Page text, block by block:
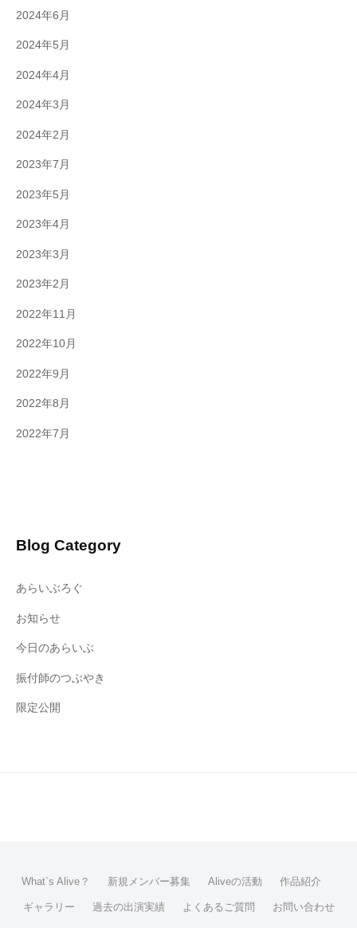
2024年6月
2024年5月
2024年4月
2024年3月
2024年2月
2023年7月
2023年5月
2023年4月
2023年3月
2023年2月
2022年11月
2022年10月
2022年9月
2022年8月
2022年7月
Blog Category
あらいぶろぐ
お知らせ
今日のあらいぶ
振付師のつぶやき
限定公開
What`s Alive？ 新規メンバー募集 Aliveの活動 作品紹介
ギャラリー 過去の出演実績 よくあるご質問 お問い合わせ